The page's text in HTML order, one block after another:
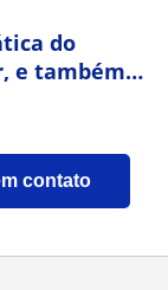
do
e também
contato